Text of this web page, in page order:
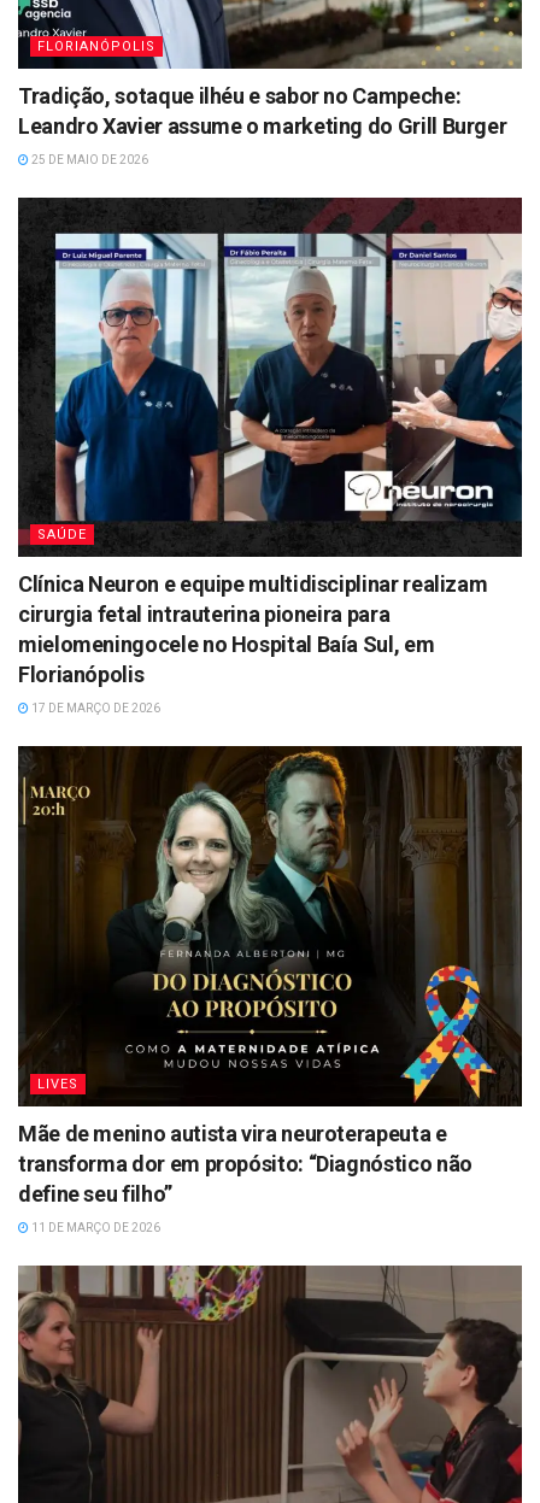
FLORIANÓPOLIS
Tradição, sotaque ilhéu e sabor no Campeche:
Leandro Xavier assume o marketing do Grill Burger
25 DE MAIO DE 2026
SAÚDE
Clínica Neuron e equipe multidisciplinar realizam
cirurgia fetal intrauterina pioneira para
mielomeningocele no Hospital Baía Sul, em
Florianópolis
17 DE MARÇO DE 2026
LIVES
Mãe de menino autista vira neuroterapeuta e
transforma dor em propósito: “Diagnóstico não
define seu filho”
11 DE MARÇO DE 2026